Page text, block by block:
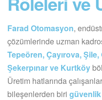
Farad Otomasyon,
çözümlerinde uzman
Tepeören, Çayırova,
Şekerpınar ve Kurtköy
Üretim hatlarında
bileşenlerden biri